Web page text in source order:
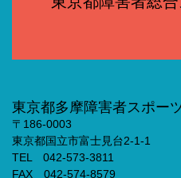
東京都多摩障害者スポー
〒186-0003
東京都国立市富士見台2-1-1
TEL 042-573-3811
FAX 042-574-8579